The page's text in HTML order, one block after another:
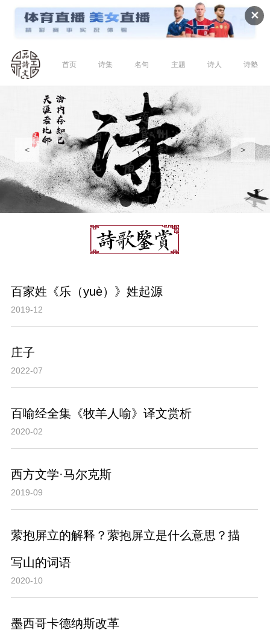
✕
首页 诗集 名句 主题 诗人 诗塾
< >
百家姓《乐（yuè）》姓起源
2019-12
庄子
2022-07
百喻经全集《牧羊人喻》译文赏析
2020-02
西方文学·马尔克斯
2019-09
萦抱屏立的解释？萦抱屏立是什么意思？描
写山的词语
2020-10
墨西哥卡德纳斯改革